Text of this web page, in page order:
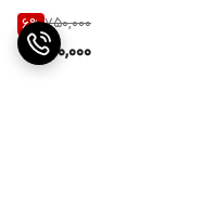
750,000
6%
700,000